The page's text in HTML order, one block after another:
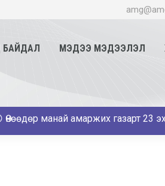
БАЙДАЛ МЭДЭЭ МЭДЭЭЛЭЛ
амаржих газарт 23 эх